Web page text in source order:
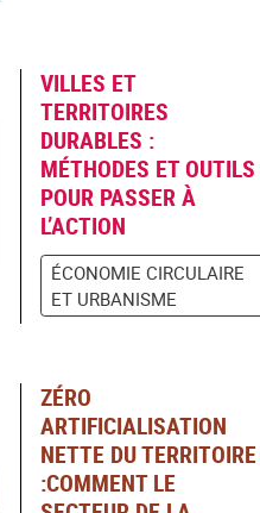
VILLES ET
TERRITOIRES
DURABLES :
MÉTHODES ET OUTILS
POUR PASSER À
L’ACTION
ÉCONOMIE CIRCULAIRE
ET URBANISME
ZÉRO
ARTIFICIALISATION
NETTE DU TERRITOIRE
:COMMENT LE